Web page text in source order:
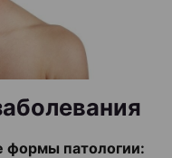
формы патологии: